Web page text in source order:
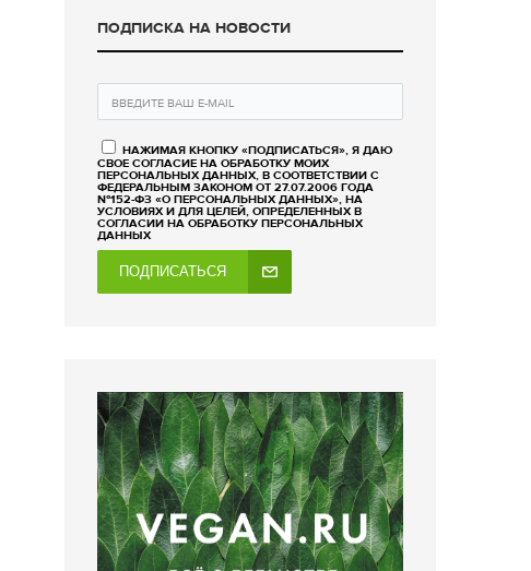
ПОДПИСКА НА НОВОСТИ
НАЖИМАЯ КНОПКУ «ПОДПИСАТЬСЯ», Я ДАЮ
СВОЕ СОГЛАСИЕ НА ОБРАБОТКУ МОИХ
ПЕРСОНАЛЬНЫХ ДАННЫХ, В СООТВЕТСТВИИ С
ФЕДЕРАЛЬНЫМ ЗАКОНОМ ОТ 27.07.2006 ГОДА
№152-ФЗ «О ПЕРСОНАЛЬНЫХ ДАННЫХ», НА
УСЛОВИЯХ И ДЛЯ ЦЕЛЕЙ, ОПРЕДЕЛЕННЫХ В
СОГЛАСИИ НА ОБРАБОТКУ ПЕРСОНАЛЬНЫХ
ДАННЫХ
ПОДПИСАТЬСЯ